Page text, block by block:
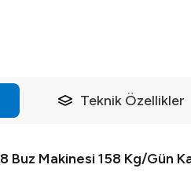
Teknik Özellikler
Buz Makinesi 158 Kg/Gün